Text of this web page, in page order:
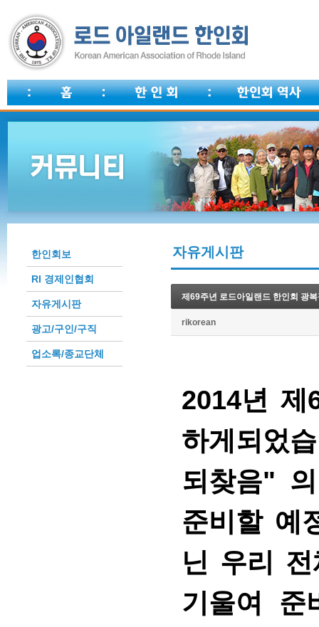
한인회보
RI 경제인협회
자유게시판
광고/구인/구직
업소록/종교단체
자유게시판
제69주년 로드아일랜드 한인회 광
rikorean
2014년 제
하게되었
되찾음"
준비할 예
닌 우리
기울여 준